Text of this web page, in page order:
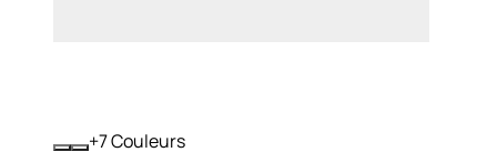
+ Couleurs